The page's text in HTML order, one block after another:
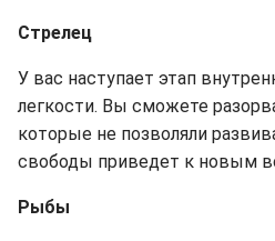
Стрелец
У вас наступает этап
легкости. Вы сможете
которые не позволяли
свободы приведет к новым
Рыбы